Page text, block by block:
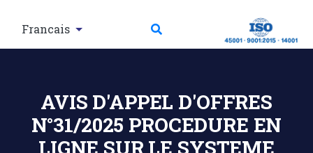
Francais
AVIS D'APPEL D'OFFRES
N°31/2025 PROCEDURE EN
LIGNE SUR LE SYSTEME